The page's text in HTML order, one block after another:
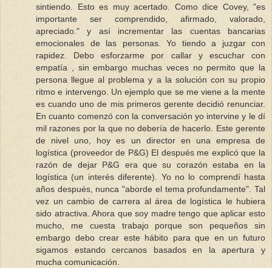
sintiendo. Esto es muy acertado. Como dice Covey, "es
importante ser comprendido, afirmado, valorado,
apreciado." y así incrementar las cuentas bancarias
emocionales de las personas. Yo tiendo a juzgar con
rapidez. Debo esforzarme por callar y escuchar con
empatía , sin embargo muchas veces no permito que la
persona llegue al problema y a la solución con su propio
ritmo e intervengo. Un ejemplo que se me viene a la mente
es cuando uno de mis primeros gerente decidió renunciar.
En cuanto comenzó con la conversación yo intervine y le dí
mil razones por la que no debería de hacerlo. Este gerente
de nivel uno, hoy es un director en una empresa de
logística (proveedor de P&G) El después me explicó que la
razón de dejar P&G era que su corazón estaba en la
logística (un interés diferente). Yo no lo comprendí hasta
años después, nunca "aborde el tema profundamente". Tal
vez un cambio de carrera al área de logística le hubiera
sido atractiva. Ahora que soy madre tengo que aplicar esto
mucho, me cuesta trabajo porque son pequeños sin
embargo debo crear este hábito para que en un futuro
sigamos estando cercanos basados en la apertura y
mucha comunicación.